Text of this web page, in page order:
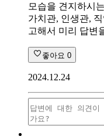
모습을 견지하시
가치관, 인생관,
고해서 미리 답변
좋아요 0
2024.12.24